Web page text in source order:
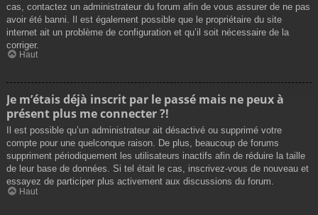
cas, contactez un administrateur du forum afin de vous assurer de ne pas
avoir été banni. Il est également possible que le propriétaire du site
internet ait un problème de configuration et qu’il soit nécessaire de la
corriger.
Haut
Je m’étais déjà inscrit par le passé mais ne peux à
présent plus me connecter ?!
Il est possible qu’un administrateur ait désactivé ou supprimé votre
compte pour une quelconque raison. De plus, beaucoup de forums
suppriment périodiquement les utilisateurs inactifs afin de réduire la taille
de leur base de données. Si tel était le cas, inscrivez-vous de nouveau et
essayez de participer plus activement aux discussions du forum.
Haut